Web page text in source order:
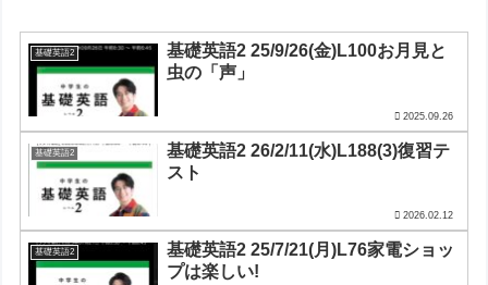
基礎英語2
基礎英語2 25/9/26(金)L100お月見と
虫の「声」
2025.09.26
基礎英語2
基礎英語2 26/2/11(水)L188(3)復習テ
スト
2026.02.12
基礎英語2
基礎英語2 25/7/21(月)L76家電ショッ
プは楽しい!